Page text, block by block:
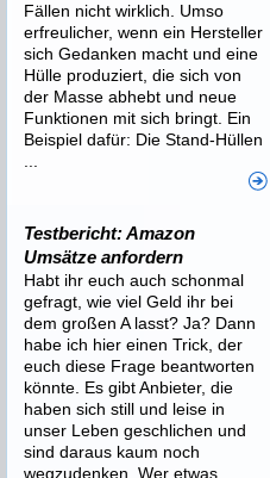
Fällen nicht wirklich. Umso
erfreulicher, wenn ein Hersteller
sich Gedanken macht und eine
Hülle produziert, die sich von
der Masse abhebt und neue
Funktionen mit sich bringt. Ein
Beispiel dafür: Die Stand-Hüllen
Testbericht: Amazon
Umsätze anfordern
Habt ihr euch auch schonmal
gefragt, wie viel Geld ihr bei
dem großen A lasst? Ja? Dann
habe ich hier einen Trick, der
euch diese Frage beantworten
könnte. Es gibt Anbieter, die
haben sich still und leise in
unser Leben geschlichen und
sind daraus kaum noch
wegzudenken. Wer etwas